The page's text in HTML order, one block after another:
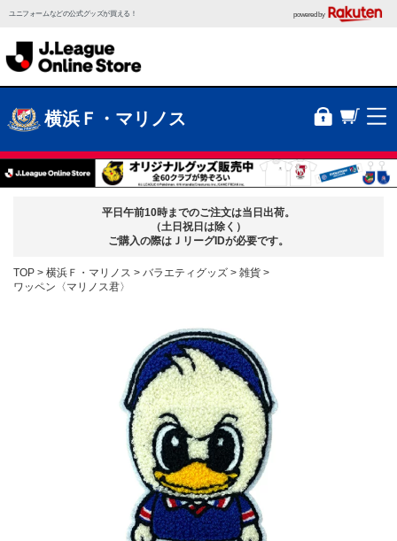
ユニフォームなどの公式グッズが買える！ powered by
横浜Ｆ・マリノス
平日午前10時までのご注文は当日出荷。
（土日祝日は除く）
ご購入の際はＪリーグIDが必要です。
TOP 横浜Ｆ・マリノス バラエティグッズ
雑貨
ワッペン〈マリノス君〉